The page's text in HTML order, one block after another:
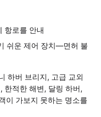
항로를 안내
쉬운 제어 장치—면허 불
하버 브리지, 고급 교외
한적한 해변, 달링 하버,
이 가보지 못하는 명소를